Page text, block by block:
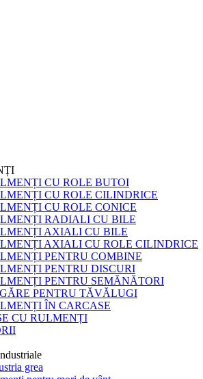
CU ROLE BUTOI
CU ROLE CILINDRICE
CU ROLE CONICE
RADIALI CU BILE
AXIALI CU BILE
AXIALI CU ROLE CILINDRICE
PENTRU COMBINE
PENTRU DISCURI
PENTRU SEMĂNĂTORI
PENTRU TĂVĂLUGI
ÎN CARCASE
CU RULMENȚI
grea